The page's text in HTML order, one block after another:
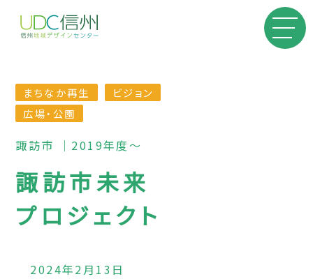
まちなか再生
ビジョン
広場・公園
諏訪市 ｜2019年度〜
諏訪市未来
プロジェクト
2024年2月13日